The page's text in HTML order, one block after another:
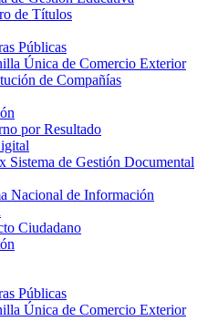
de Títulos
Públicas
Única de Comercio Exterior
de Compañías
por Resultado
Sistema de Gestión Documental
Nacional de Información
Ciudadano
Públicas
Única de Comercio Exterior